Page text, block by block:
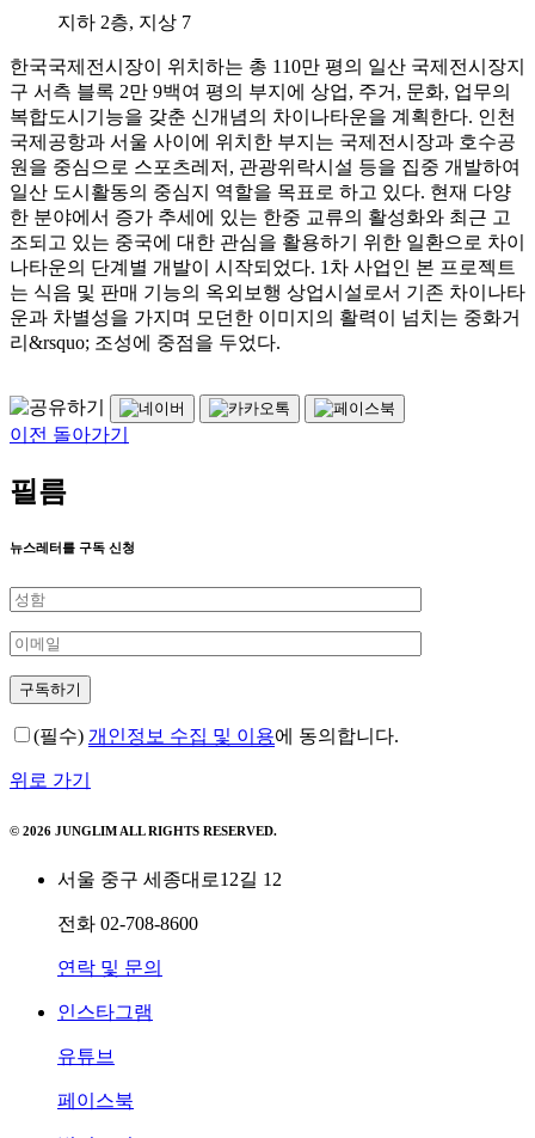
지하 2층, 지상 7
한국국제전시장이 위치하는 총 110만 평의 일산 국제전시장지
구 서측 블록 2만 9백여 평의 부지에 상업, 주거, 문화, 업무의
복합도시기능을 갖춘 신개념의 차이나타운을 계획한다. 인천
국제공항과 서울 사이에 위치한 부지는 국제전시장과 호수공
원을 중심으로 스포츠레저, 관광위락시설 등을 집중 개발하여
일산 도시활동의 중심지 역할을 목표로 하고 있다. 현재 다양
한 분야에서 증가 추세에 있는 한중 교류의 활성화와 최근 고
조되고 있는 중국에 대한 관심을 활용하기 위한 일환으로 차이
나타운의 단계별 개발이 시작되었다. 1차 사업인 본 프로젝트
는 식음 및 판매 기능의 옥외보행 상업시설로서 기존 차이나타
운과 차별성을 가지며 모던한 이미지의 활력이 넘치는 중화거
리&rsquo; 조성에 중점을 두었다.
이전 돌아가기
필름
뉴스레터를 구독 신청
(필수) 개인정보 수집 및 이용에 동의합니다.
위로 가기
© 2026 JUNGLIM ALL RIGHTS RESERVED.
서울 중구 세종대로12길 12
전화 02-708-8600
연락 및 문의
인스타그램
유튜브
페이스북